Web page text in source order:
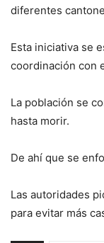
diferentes
Esta iniciativa se
coordinación con
La población se
hasta morir.
De ahí que se
Las autoridades
para evitar más